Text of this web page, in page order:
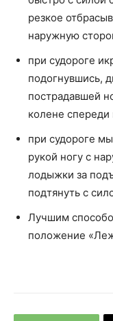
резкое
наружную
при судороге
подогнувшись,
пострадавшей
колене спереди
при судороге
рукой ногу с
лодыжки за
подтянуть с
Лучшим
положение